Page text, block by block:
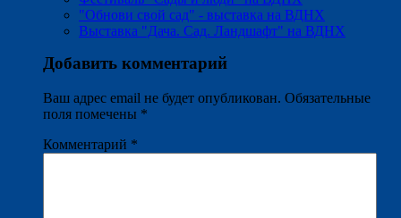
"Обнови свой сад" - выставка на ВДНХ
Выставка "Дача. Сад. Ландшафт" на ВДНХ
Добавить комментарий
Ваш адрес email не будет опубликован. Обязательные
поля помечены *
Комментарий *